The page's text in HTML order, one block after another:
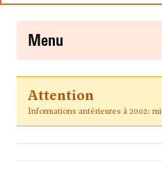
menu
Attention
Informations antérieures à 2002: